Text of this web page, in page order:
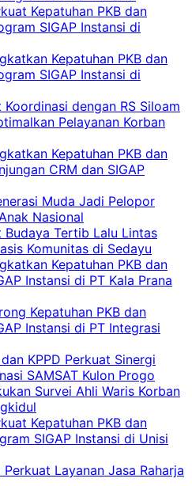
Kepatuhan PKB dan
SIGAP Instansi di
Kepatuhan PKB dan
SIGAP Instansi di
dengan RS Siloam
Pelayanan Korban
Kepatuhan PKB dan
CRM dan SIGAP
Muda Jadi Pelopor
Nasional
Budaya Tertib Lalu Lintas
Komunitas di Sedayu
Kepatuhan PKB dan
Instansi di PT Kala Prana
Kepatuhan PKB dan
Instansi di PT Integrasi
KPPD Perkuat Sinergi
SAMSAT Kulon Progo
Survei Ahli Waris Korban
Kepatuhan PKB dan
SIGAP Instansi di Unisi
Layanan Jasa Raharja